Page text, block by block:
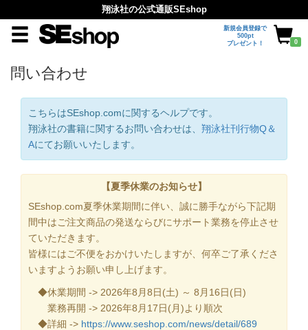
翔泳社の公式通販SEshop
新規会員登録で
500pt
プレゼント！
0
問い合わせ
こちらはSEshop.comに関するヘルプです。
翔泳社の書籍に関するお問い合わせは、 翔泳社刊行物Q＆
Aにてお願いいたします。
【夏季休業のお知らせ】
SEshop.com夏季休業期間に伴い、誠に勝手ながら下記期
間中はご注文商品の発送ならびにサポート業務を停止させ
ていただきます。
皆様にはご不便をおかけいたしますが、何卒ご了承くださ
いますようお願い申し上げます。
◆休業期間 -> 2026年8月8日(土) ～ 8月16日(日)
業務再開 -> 2026年8月17日(月)より順次
◆詳細 -> https://www.seshop.com/news/detail/689